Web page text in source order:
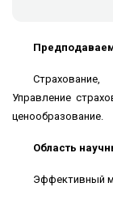
Управление
ценообразование.
Область
Эффективный